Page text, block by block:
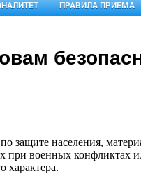
ПРАВИЛА ПРИЕМА
защите населения,
при военных конфликтах
характера.